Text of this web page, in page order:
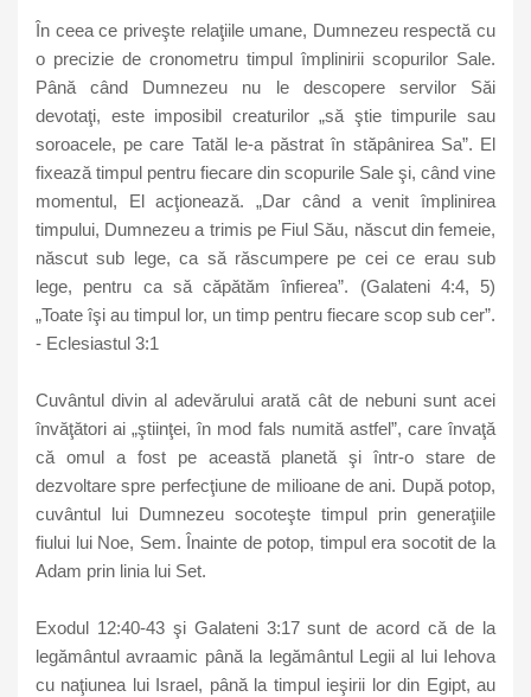
În ceea ce priveşte relaţiile umane, Dumnezeu respectă cu
o precizie de cronometru timpul împlinirii scopurilor Sale.
Până când Dumnezeu nu le descopere servilor Săi
devotaţi, este imposibil creaturilor „să ştie timpurile sau
soroacele, pe care Tatăl le-a păstrat în stăpânirea Sa”. El
fixează timpul pentru fiecare din scopurile Sale şi, când vine
momentul, El acţionează. „Dar când a venit împlinirea
timpului, Dumnezeu a trimis pe Fiul Său, născut din femeie,
născut sub lege, ca să răscumpere pe cei ce erau sub
lege, pentru ca să căpătăm înfierea”. (Galateni 4:4, 5)
„Toate îşi au timpul lor, un timp pentru fiecare scop sub cer”.
- Eclesiastul 3:1
Cuvântul divin al adevărului arată cât de nebuni sunt acei
învăţători ai „ştiinţei, în mod fals numită astfel”, care învaţă
că omul a fost pe această planetă şi într-o stare de
dezvoltare spre perfecţiune de milioane de ani. După potop,
cuvântul lui Dumnezeu socoteşte timpul prin generaţiile
fiului lui Noe, Sem. Înainte de potop, timpul era socotit de la
Adam prin linia lui Set.
Exodul 12:40-43 şi Galateni 3:17 sunt de acord că de la
legământul avraamic până la legământul Legii al lui Iehova
cu naţiunea lui Israel, până la timpul ieşirii lor din Egipt, au